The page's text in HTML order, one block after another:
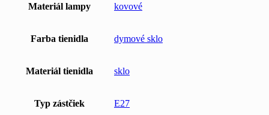
Materiál lampy kovové
Farba tienidla dymové sklo
Materiál tienidla sklo
Typ zástčiek E27